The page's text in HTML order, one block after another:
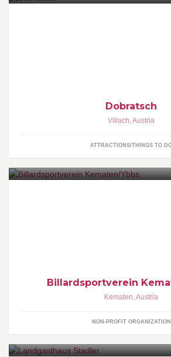
Dobratsch
Villach,Austria
ATTRACTIONS/THINGS TO
Billardsportverein
Kematen,Austria
NON-PROFIT ORGANIZATION